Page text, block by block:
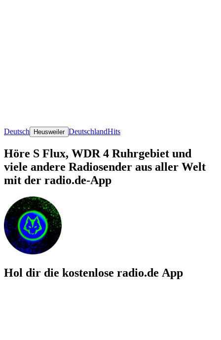
Deutsch Heusweiler DeutschlandHits
Höre S Flux, WDR 4 Ruhrgebiet und
viele andere Radiosender aus aller Welt
mit der radio.de-App
Hol dir die kostenlose radio.de App